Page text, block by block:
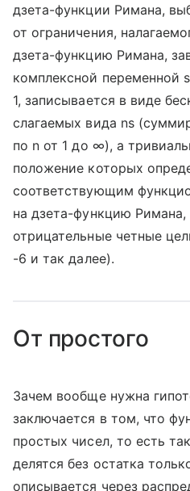
дзета-функции Римана,
от ограничения,
дзета-функцию Римана,
комплексной переменной
1, записывается в виде
слагаемых вида ns
по n от 1 до ∞), а
положение которых
соответствующим
на дзета-функцию
отрицательные четные
-6 и так далее).
От простого
Зачем вообще нужна
заключается в том, что
простых чисел, то есть
делятся без остатка
описывается через